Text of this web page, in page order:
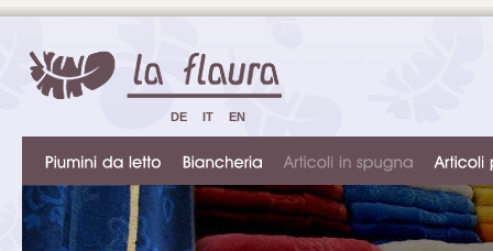
DE IT EN